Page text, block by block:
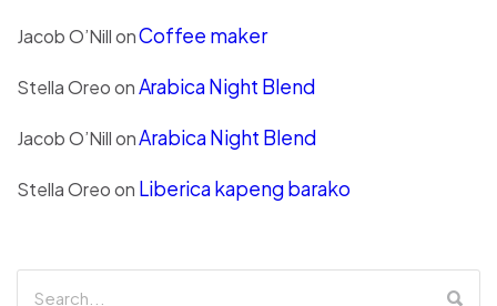
Jacob O’NillonCoffee maker
Stella OreoonArabica Night Blend
Jacob O’NillonArabica Night Blend
Stella Oreoon Liberica kapeng barako